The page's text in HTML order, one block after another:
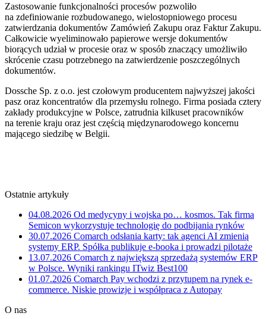
Zastosowanie funkcjonalności procesów pozwoliło
na zdefiniowanie rozbudowanego, wielostopniowego procesu
zatwierdzania dokumentów Zamówień Zakupu oraz Faktur Zakupu.
Całkowicie wyeliminowało papierowe wersje dokumentów
biorących udział w procesie oraz w sposób znaczący umożliwiło
skrócenie czasu potrzebnego na zatwierdzenie poszczególnych
dokumentów.
Dossche Sp. z o.o. jest czołowym producentem najwyższej jakości
pasz oraz koncentratów dla przemysłu rolnego. Firma posiada cztery
zakłady produkcyjne w Polsce, zatrudnia kilkuset pracowników
na terenie kraju oraz jest częścią międzynarodowego koncernu
mającego siedzibę w Belgii.
Ostatnie artykuły
04.08.2026 Od medycyny i wojska po… kosmos. Tak firma
Semicon wykorzystuje technologię do podbijania rynków
30.07.2026 Comarch odsłania karty: tak agenci AI zmienią
systemy ERP. Spółka publikuje e-booka i prowadzi pilotaże
13.07.2026 Comarch z największą sprzedażą systemów ERP
w Polsce. Wyniki rankingu ITwiz Best100
01.07.2026 Comarch Pay wchodzi z przytupem na rynek e-
commerce. Niskie prowizje i współpraca z Autopay
O nas